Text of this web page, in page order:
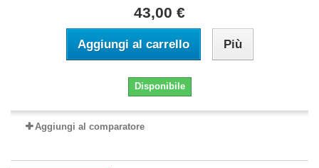
43,00 €
Aggiungi al carrello Più
Disponibile
Aggiungi al comparatore